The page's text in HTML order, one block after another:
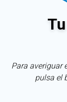
Para averiguar
pulsa el